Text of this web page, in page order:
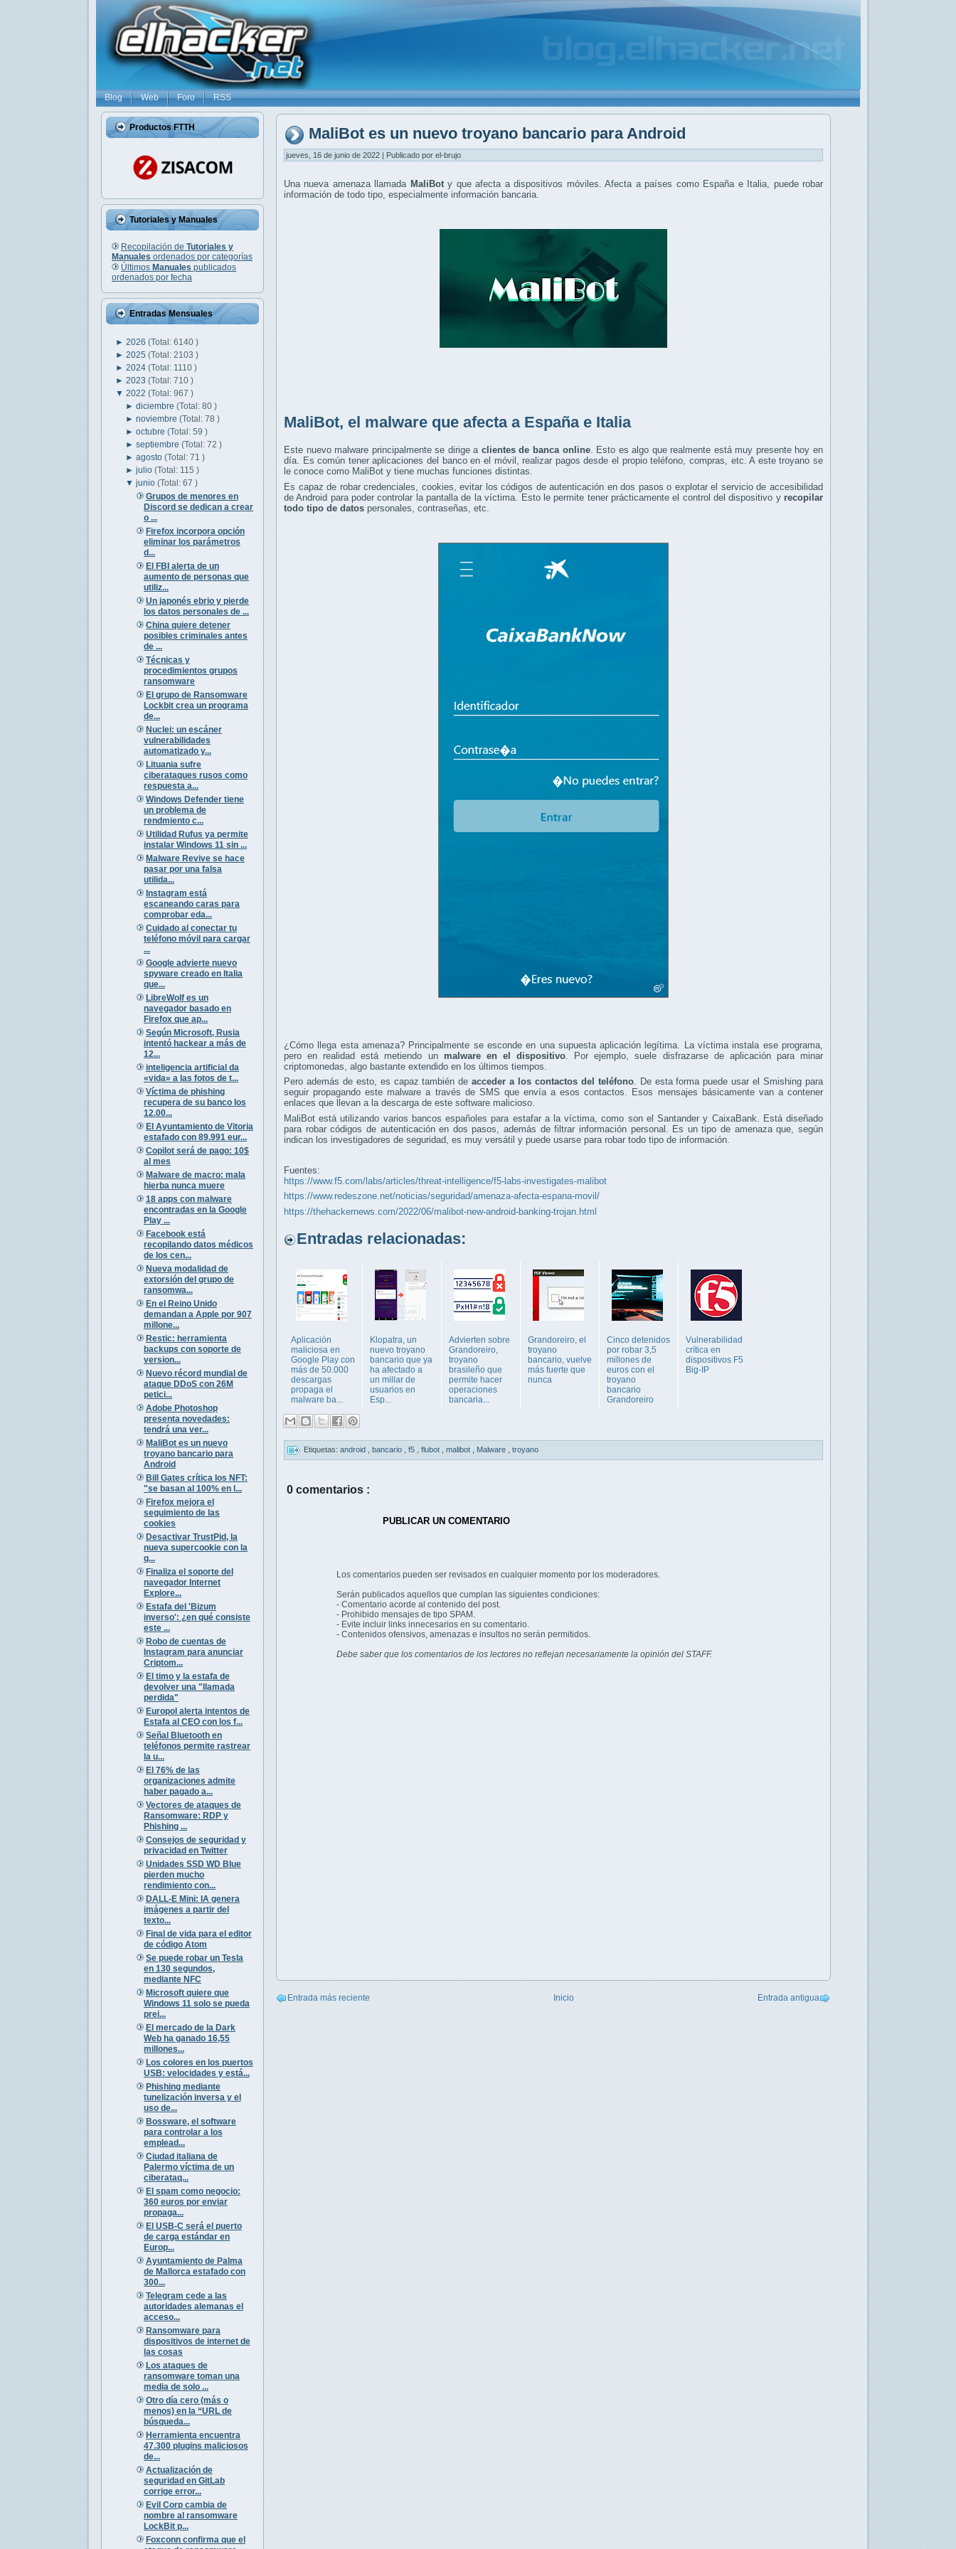
Blog Web Foro RSS
Productos FTTH
Tutoriales y Manuales
Recopilación de Tutoriales y
Manuales ordenados por categorías
Últimos Manuales publicados
ordenados por fecha
Entradas Mensuales
► 2026 (Total: 6140 )
► 2025 (Total: 2103 )
► 2024 (Total: 1110 )
► 2023 (Total: 710 )
▼ 2022 (Total: 967 )
►diciembre(Total: 80 )
►noviembre(Total: 78 )
►octubre(Total: 59 )
►septiembre(Total: 72 )
►agosto(Total: 71 )
►julio(Total: 115 )
▼junio(Total: 67 )
Grupos de menores en
Discord se dedican a crear
o ...
Firefox incorpora opción
eliminar los parámetros
d...
El FBI alerta de un
aumento de personas que
utiliz...
Un japonés ebrio y pierde
los datos personales de ...
China quiere detener
posibles criminales antes
de ...
Técnicas y
procedimientos grupos
ransomware
El grupo de Ransomware
Lockbit crea un programa
de...
Nuclei: un escáner
vulnerabilidades
automatizado y...
Lituania sufre
ciberataques rusos como
respuesta a...
Windows Defender tiene
un problema de
rendmiento c...
Utilidad Rufus ya permite
instalar Windows 11 sin ...
Malware Revive se hace
pasar por una falsa
utilida...
Instagram está
escaneando caras para
comprobar eda...
Cuidado al conectar tu
teléfono móvil para cargar
...
Google advierte nuevo
spyware creado en Italia
que...
LibreWolf es un
navegador basado en
Firefox que ap...
Según Microsoft, Rusia
intentó hackear a más de
12...
inteligencia artificial da
«vida» a las fotos de t...
Víctima de phishing
recupera de su banco los
12.00...
El Ayuntamiento de Vitoria
estafado con 89.991 eur...
Copilot será de pago: 10$
al mes
Malware de macro: mala
hierba nunca muere
18 apps con malware
encontradas en la Google
Play ...
Facebook está
recopilando datos médicos
de los cen...
Nueva modalidad de
extorsión del grupo de
ransomwa...
En el Reino Unido
demandan a Apple por 907
millone...
Restic: herramienta
backups con soporte de
version...
Nuevo récord mundial de
ataque DDoS con 26M
petici...
Adobe Photoshop
presenta novedades:
tendrá una ver...
MaliBot es un nuevo
troyano bancario para
Android
Bill Gates crítica los NFT:
"se basan al 100% en l...
Firefox mejora el
seguimiento de las
cookies
Desactivar TrustPid, la
nueva supercookie con la
q...
Finaliza el soporte del
navegador Internet
Explore...
Estafa del 'Bizum
inverso': ¿en qué consiste
este ...
Robo de cuentas de
Instagram para anunciar
Criptom...
El timo y la estafa de
devolver una "llamada
perdida"
Europol alerta intentos de
Estafa al CEO con los f...
Señal Bluetooth en
teléfonos permite rastrear
la u...
El 76% de las
organizaciones admite
haber pagado a...
Vectores de ataques de
Ransomware: RDP y
Phishing ...
Consejos de seguridad y
privacidad en Twitter
Unidades SSD WD Blue
pierden mucho
rendimiento con...
DALL-E Mini: IA genera
imágenes a partir del
texto...
Final de vida para el editor
de código Atom
Se puede robar un Tesla
en 130 segundos,
mediante NFC
Microsoft quiere que
Windows 11 solo se pueda
prei...
El mercado de la Dark
Web ha ganado 16,55
millones...
Los colores en los puertos
USB: velocidades y está...
Phishing mediante
tunelización inversa y el
uso de...
Bossware, el software
para controlar a los
emplead...
Ciudad italiana de
Palermo víctima de un
ciberataq...
El spam como negocio:
360 euros por enviar
propaga...
El USB-C será el puerto
de carga estándar en
Europ...
Ayuntamiento de Palma
de Mallorca estafado con
300...
Telegram cede a las
autoridades alemanas el
acceso...
Ransomware para
dispositivos de internet de
las cosas
Los ataques de
ransomware toman una
media de solo ...
Otro día cero (más o
menos) en la “URL de
búsqueda...
Herramienta encuentra
47.300 plugins maliciosos
de...
Actualización de
seguridad en GitLab
corrige error...
Evil Corp cambia de
nombre al ransomware
LockBit p...
Foxconn confirma que el
MaliBot es un nuevo troyano bancario para Android
jueves, 16 de junio de 2022 | Publicado por el-brujo
Una nueva amenaza llamada MaliBoty que afecta a dispositivos móviles. Afecta a países como España e Italia, puede robar
información de todo tipo, especialmente información bancaria.
MaliBot, el malware que afecta a España e Italia
Este nuevo malware principalmente se dirige a clientes de banca online. Esto es algo que realmente está muy presente hoy en
día. Es común tener aplicaciones del banco en el móvil, realizar pagos desde el propio teléfono, compras, etc. A este troyano se
le conoce como MaliBot y tiene muchas funciones distintas.
Es capaz de robar credenciales, cookies, evitar los códigos de autenticación en dos pasos o explotar el servicio de accesibilidad
de Android para poder controlar la pantalla de la víctima. Esto le permite tener prácticamente el control del dispositivo y recopilar
todo tipo de datos personales, contraseñas, etc.
¿Cómo llega esta amenaza? Principalmente se esconde en una supuesta aplicación legítima. La víctima instala ese programa,
pero en realidad está metiendo un malware en el dispositivo . Por ejemplo, suele disfrazarse de aplicación para minar
criptomonedas, algo bastante extendido en los últimos tiempos.
Pero además de esto, es capaz también deacceder a los contactos del teléfono. De esta forma puede usar el Smishing para
seguir propagando este malware a través de SMS que envía a esos contactos. Esos mensajes básicamente van a contener
enlaces que llevan a la descarga de este software malicioso.
MaliBot está utilizando varios bancos españoles para estafar a la víctima, como son el Santander y CaixaBank. Está diseñado
para robar códigos de autenticación en dos pasos, además de filtrar información personal. Es un tipo de amenaza que, según
indican los investigadores de seguridad, es muy versátil y puede usarse para robar todo tipo de información.
Fuentes:
https://www.f5.com/labs/articles/threat-intelligence/f5-labs-investigates-malibot
https://www.redeszone.net/noticias/seguridad/amenaza-afecta-espana-movil/
https://thehackernews.com/2022/06/malibot-new-android-banking-trojan.html
Entradas relacionadas:
Aplicación
maliciosa en
Google Play con
más de 50.000
descargas
propaga el
malware ba...
Klopatra, un
nuevo troyano
bancario que ya
ha afectado a
un millar de
usuarios en
Esp...
Advierten sobre
Grandoreiro,
troyano
brasileño que
permite hacer
operaciones
bancaria...
Grandoreiro, el
troyano
bancario, vuelve
más fuerte que
nunca
Cinco detenidos
por robar 3,5
millones de
euros con el
troyano
bancario
Grandoreiro
Vulnerabilidad
crítica en
dispositivos F5
Big-IP
Etiquetas: android bancario f5 flubot malibot Malware troyano
0 comentarios :
PUBLICAR UN COMENTARIO
Los comentarios pueden ser revisados en cualquier momento por los moderadores.
Serán publicados aquellos que cumplan las siguientes condiciones:
- Comentario acorde al contenido del post.
- Prohibido mensajes de tipo SPAM.
- Evite incluir links innecesarios en su comentario.
- Contenidos ofensivos, amenazas e insultos no serán permitidos.
Debe saber que los comentarios de los lectores no reflejan necesariamente la opinión del STAFF.
Entrada más reciente Entrada antigua
Inicio